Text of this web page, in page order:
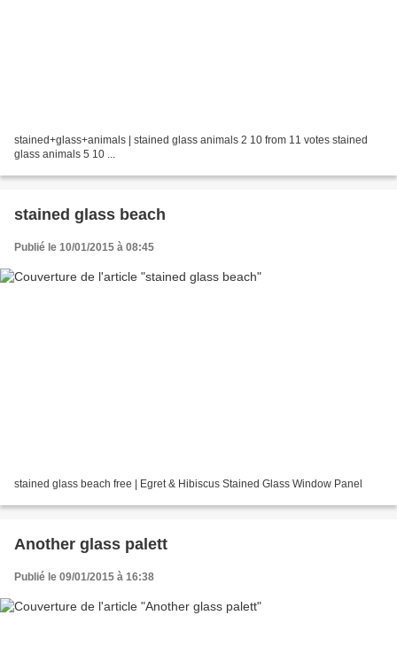
stained+glass+animals | stained glass animals 2 10 from 11 votes stained
glass animals 5 10 ...
stained glass beach
Publié le 10/01/2015 à 08:45
stained glass beach free | Egret & Hibiscus Stained Glass Window Panel
Another glass palett
Publié le 09/01/2015 à 16:38